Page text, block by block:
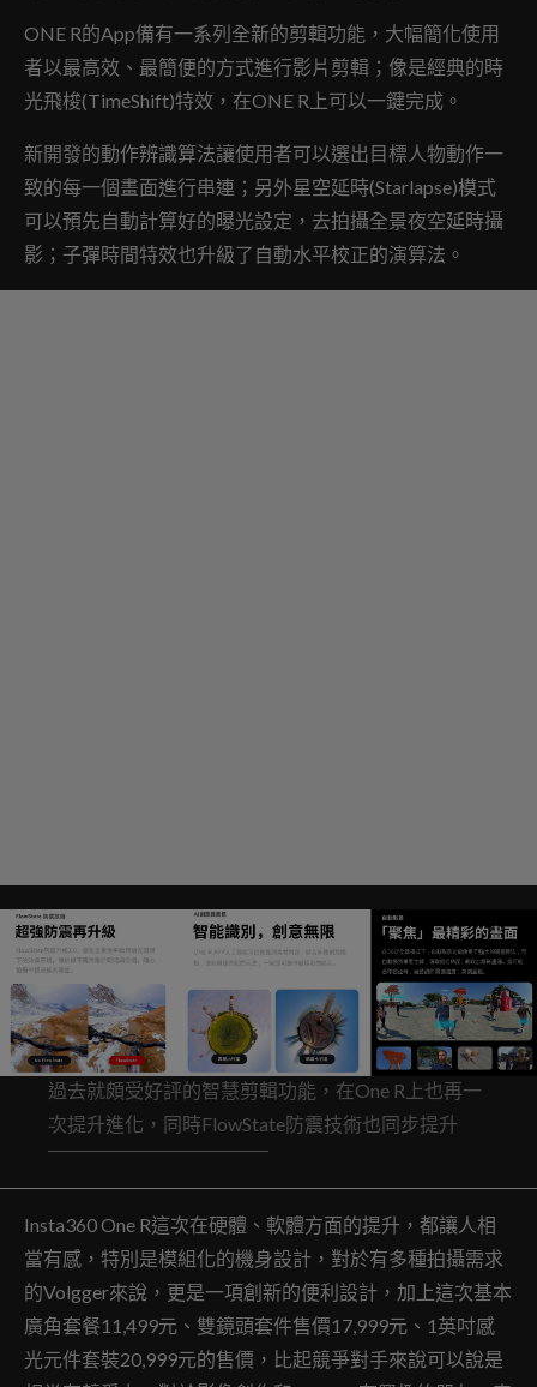
ONE R的App備有一系列全新的剪輯功能，大幅簡化使用
者以最高效、最簡便的方式進行影片剪輯；像是經典的時
光飛梭(TimeShift)特效，在ONE R上可以一鍵完成。
新開發的動作辨識算法讓使用者可以選出目標人物動作一
致的每一個畫面進行串連；另外星空延時(Starlapse)模式
可以預先自動計算好的曝光設定，去拍攝全景夜空延時攝
影；子彈時間特效也升級了自動水平校正的演算法。
過去就頗受好評的智慧剪輯功能，在One R上也再一
次提升進化，同時FlowState防震技術也同步提升
Insta360 One R這次在硬體、軟體方面的提升，都讓人相
當有感，特別是模組化的機身設計，對於有多種拍攝需求
的Volgger來說，更是一項創新的便利設計，加上這次基本
廣角套餐11,499元、雙鏡頭套件售價17,999元、1英吋感
光元件套裝20,999元的售價，比起競爭對手來說可以說是